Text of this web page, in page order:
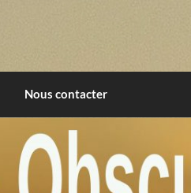
Nous contacter